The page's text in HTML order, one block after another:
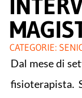
CATEGORIE:
Dal mese di
fisioterapista.